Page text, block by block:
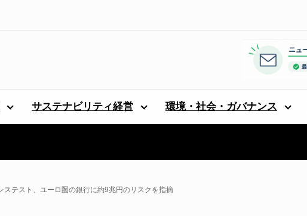
サステナビリティ経営 環境・社会・ガバナンス
ステスト、ユーロ圏の銀行に約9兆円のリスクを指摘